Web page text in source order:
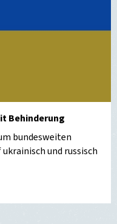
Behinderung
bundesweiten
und russisch